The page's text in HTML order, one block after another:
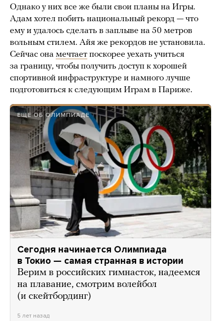
Однако у них все же были свои планы на Игры.
Адам хотел побить национальный рекорд — что
ему и удалось сделать в заплыве на 50 метров
вольным стилем. Айя же рекордов не установила.
Сейчас она мечтает поскорее уехать учиться
за границу, чтобы получить доступ к хорошей
спортивной инфраструктуре и намного лучше
подготовиться к следующим Играм в Париже.
ЕЩЕ ОБ ОЛИМПИАДЕ
Сегодня начинается Олимпиада
в Токио — самая странная в истории
Верим в российских гимнасток, надеемся
на плавание, смотрим волейбол
(и скейтбординг)
5 лет назад